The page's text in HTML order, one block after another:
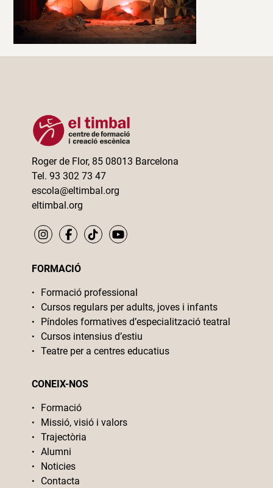
Roger de Flor, 85 08013 Barcelona
Tel. 93 302 73 47
escola@eltimbal.org
eltimbal.org
FORMACIÓ
Formació professional
Cursos regulars per adults, joves i infants
Píndoles formatives d’especialització teatral
Cursos intensius d’estiu
Teatre per a centres educatius
CONEIX-NOS
Formació
Missió, visió i valors
Trajectòria
Alumni
Noticies
Contacta